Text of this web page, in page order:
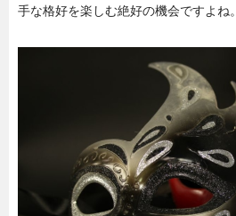
グルメ
連載一覧
手な格好を楽しむ絶好の機会ですよね。